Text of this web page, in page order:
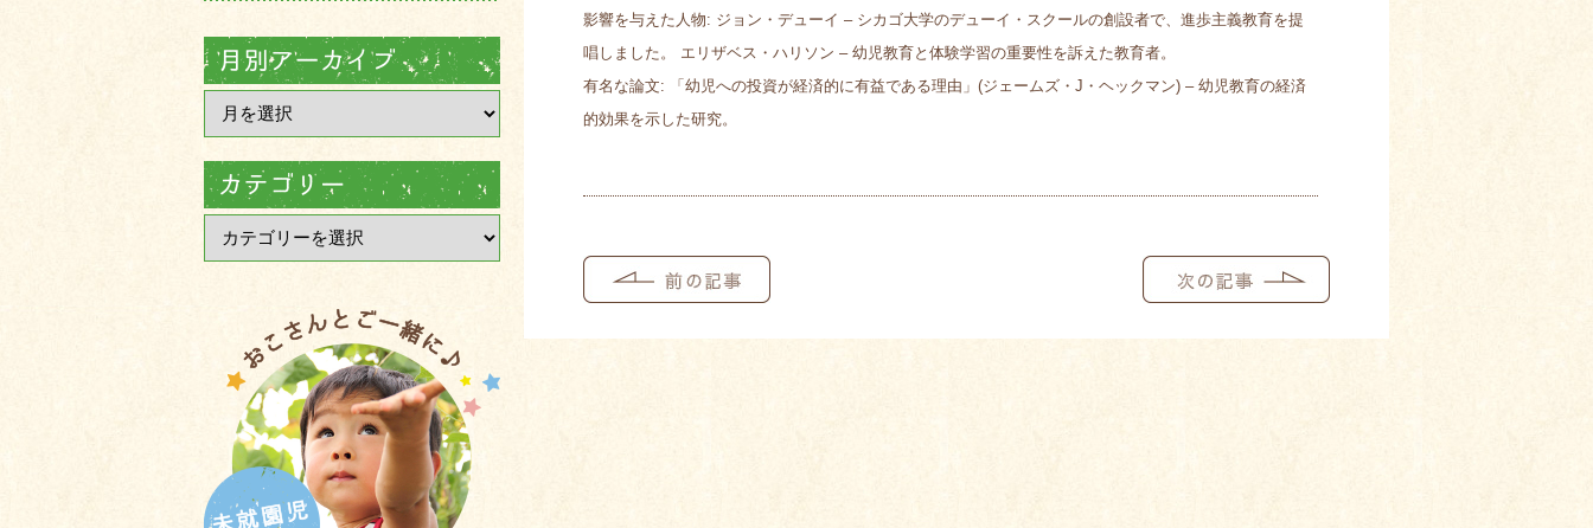
影響を与えた人物: ジョン・デューイ – シカゴ大学のデューイ・スクールの創設者で、進歩主義教育を提
唱しました。 エリザベス・ハリソン – 幼児教育と体験学習の重要性を訴えた教育者。
有名な論文: 「幼児への投資が経済的に有益である理由」(ジェームズ・J・ヘックマン) – 幼児教育の経済
的効果を示した研究。